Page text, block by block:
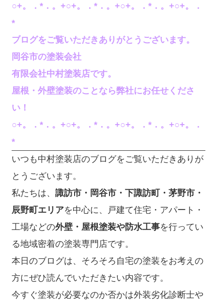
○+。．*．。+○+。．*．。+○+。．*．。+○+。．
*
ブログをご覧いただきありがとうございます。
岡谷市の塗装会社
有限会社中村塗装店です。
屋根・外壁塗装のことなら弊社にお任せくださ
い！
○+。．*．。+○+。．*．。+○+。．*．。+○+。．
*
いつも中村塗装店のブログをご覧いただきありが
とうございます。
私たちは、 諏訪市・岡谷市・下諏訪町・茅野市・
辰野町エリアを中心に、戸建て住宅・アパート・
工場などの外壁・屋根塗装や防水工事を行ってい
る地域密着の塗装専門店です。
本日のブログは、そろそろ自宅の塗装をお考えの
方にぜひ読んでいただきたい内容です。
今すぐ塗装が必要なのか否かは外装劣化診断士や